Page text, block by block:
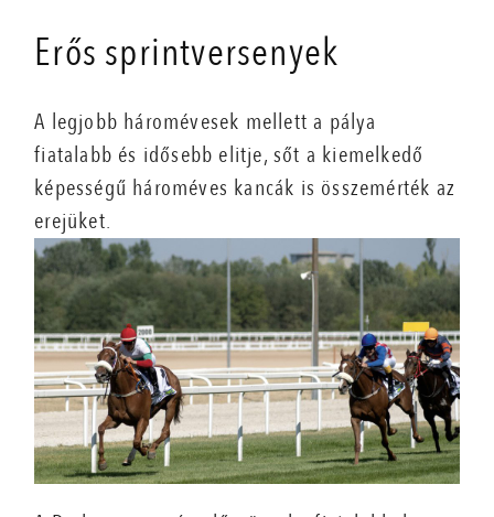
Erős sprintversenyek
A legjobb háromévesek mellett a pálya
fiatalabb és idősebb elitje, sőt a kiemelkedő
képességű hároméves kancák is összemérték az
erejüket.